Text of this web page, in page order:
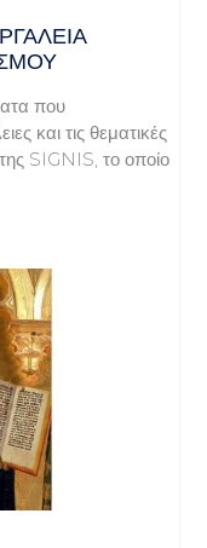
που
και τις θεματικές
SIGNIS, το οποίο